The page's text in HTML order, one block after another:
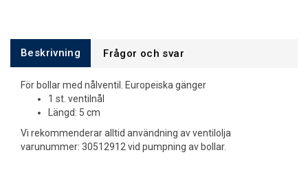
Beskrivning Frågor och svar
För bollar med nålventil. Europeiska gänger
1 st. ventilnål
Längd: 5 cm
Vi rekommenderar alltid användning av ventilolja
varunummer: 30512912 vid pumpning av bollar.